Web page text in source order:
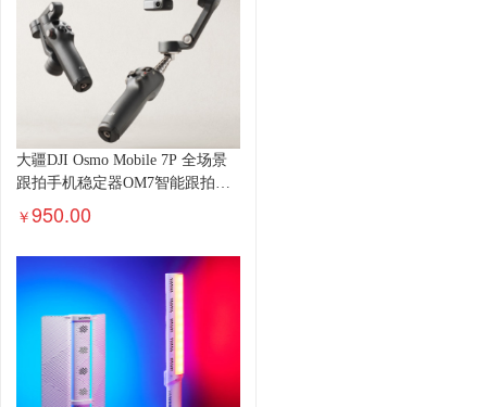
大疆DJI Osmo Mobile 7P 全场景
跟拍手机稳定器OM7智能跟拍直
播vlog手持自拍杆拍摄神器
￥950.00